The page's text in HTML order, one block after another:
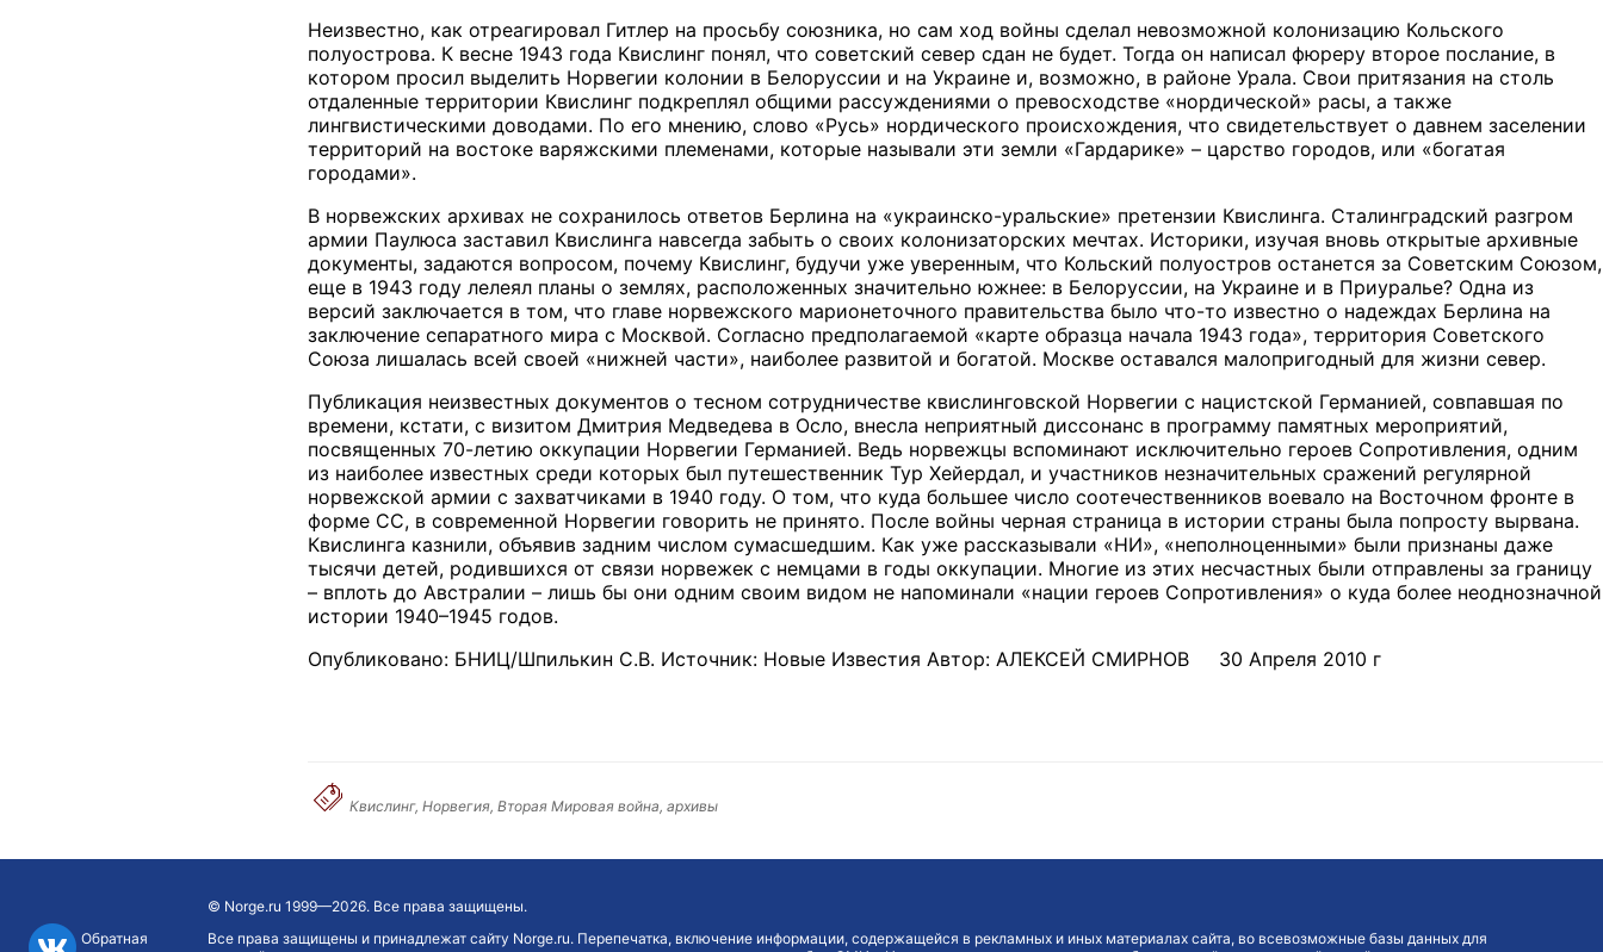
Неизвестно, как отреагировал Гитлер на просьбу союзника, но сам ход войны сделал невозможной колонизацию Кольского
полуострова. К весне 1943 года Квислинг понял, что советский север сдан не будет. Тогда он написал фюреру второе послание, в
котором просил выделить Норвегии колонии в Белоруссии и на Украине и, возможно, в районе Урала. Свои притязания на столь
отдаленные территории Квислинг подкреплял общими рассуждениями о превосходстве «нордической» расы, а также
лингвистическими доводами. По его мнению, слово «Русь» нордического происхождения, что свидетельствует о давнем заселении
территорий на востоке варяжскими племенами, которые называли эти земли «Гардарике» – царство городов, или «богатая
городами».
В норвежских архивах не сохранилось ответов Берлина на «украинско-уральские» претензии Квислинга. Сталинградский разгром
армии Паулюса заставил Квислинга навсегда забыть о своих колонизаторских мечтах. Историки, изучая вновь открытые архивные
документы, задаются вопросом, почему Квислинг, будучи уже уверенным, что Кольский полуостров останется за Советским Союзом,
еще в 1943 году лелеял планы о землях, расположенных значительно южнее: в Белоруссии, на Украине и в Приуралье? Одна из
версий заключается в том, что главе норвежского марионеточного правительства было что-то известно о надеждах Берлина на
заключение сепаратного мира с Москвой. Согласно предполагаемой «карте образца начала 1943 года», территория Советского
Союза лишалась всей своей «нижней части», наиболее развитой и богатой. Москве оставался малопригодный для жизни север.
Публикация неизвестных документов о тесном сотрудничестве квислинговской Норвегии с нацистской Германией, совпавшая по
времени, кстати, с визитом Дмитрия Медведева в Осло, внесла неприятный диссонанс в программу памятных мероприятий,
посвященных 70-летию оккупации Норвегии Германией. Ведь норвежцы вспоминают исключительно героев Сопротивления, одним
из наиболее известных среди которых был путешественник Тур Хейердал, и участников незначительных сражений регулярной
норвежской армии с захватчиками в 1940 году. О том, что куда большее число соотечественников воевало на Восточном фронте в
форме СС, в современной Норвегии говорить не принято. После войны черная страница в истории страны была попросту вырвана.
Квислинга казнили, объявив задним числом сумасшедшим. Как уже рассказывали «НИ», «неполноценными» были признаны даже
тысячи детей, родившихся от связи норвежек с немцами в годы оккупации. Многие из этих несчастных были отправлены за границу
– вплоть до Австралии – лишь бы они одним своим видом не напоминали «нации героев Сопротивления» о куда более неоднозначной
истории 1940–1945 годов.
Опубликовано: БНИЦ/Шпилькин С.В. Источник: Новые Известия Автор: АЛЕКСЕЙ СМИРНОВ 30 Апреля 2010 г
Квислинг, Норвегия, Вторая Мировая война, архивы
Обратная
© Norge.ru 1999—2026. Все права защищены.
Все права защищены и принадлежат сайту Norge.ru. Перепечатка, включение информации, содержащейся в рекламных и иных материалах сайта, во всевозможные базы данных для